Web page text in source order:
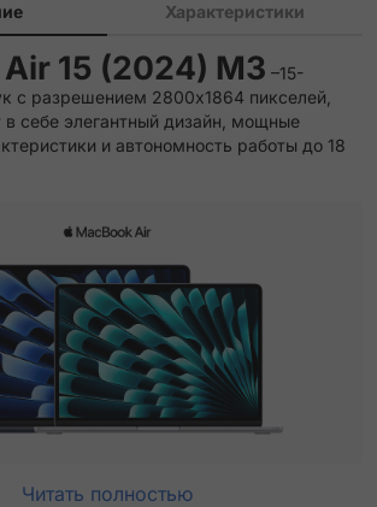
Характеристики
15 (2024) M3 –15-
с разрешением 2800x1864 пикселей,
в себе элегантный дизайн, мощные
и автономность работы до 18
Читать полностью